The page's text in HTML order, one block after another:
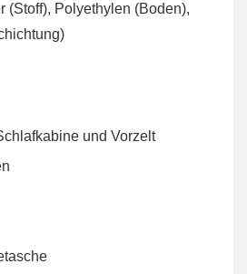
(Stoff), Polyethylen (Boden),
und Vorzelt